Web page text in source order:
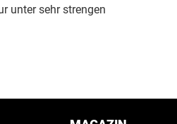
unter sehr strengen
überspringen